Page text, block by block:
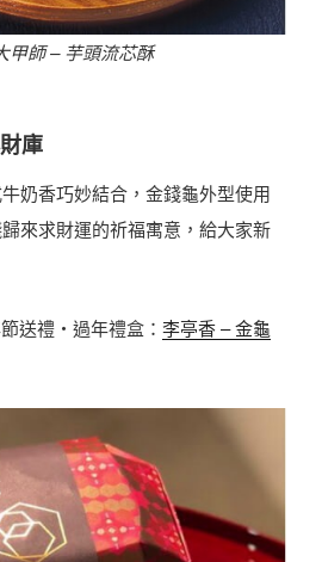
甲師 – 芋頭流芯酥
庫
奶香巧妙結合，金錢龜外型使用
來求財運的祈福寓意，給大家新
送禮・過年禮盒： 李亭香 – 金龜